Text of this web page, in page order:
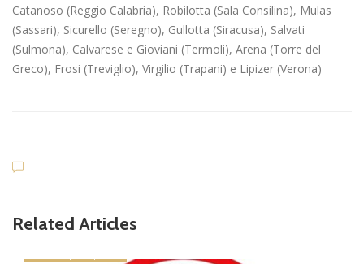
Catanoso (Reggio Calabria), Robilotta (Sala Consilina), Mulas
(Sassari), Sicurello (Seregno), Gullotta (Siracusa), Salvati
(Sulmona), Calvarese e Gioviani (Termoli), Arena (Torre del
Greco), Frosi (Treviglio), Virgilio (Trapani) e Lipizer (Verona)
Related Articles